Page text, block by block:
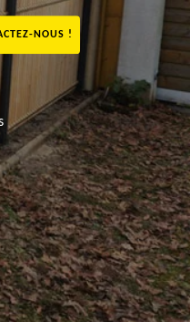
NOUS !